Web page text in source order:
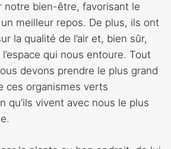
notre bien-être, favorisant le
meilleur repos. De plus, ils ont
la qualité de l’air et, bien sûr,
l’espace qui nous entoure. Tout
devons prendre le plus grand
ces organismes verts
qu’ils vivent avec nous le plus